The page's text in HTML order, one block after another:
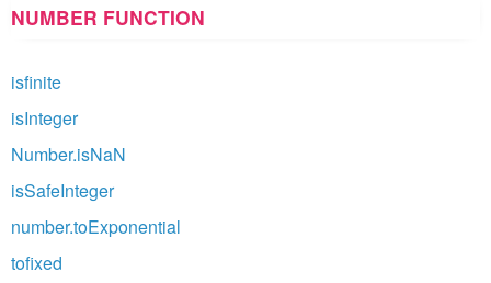
NUMBER FUNCTION
isfinite
isInteger
Number.isNaN
isSafeInteger
number.toExponential
tofixed